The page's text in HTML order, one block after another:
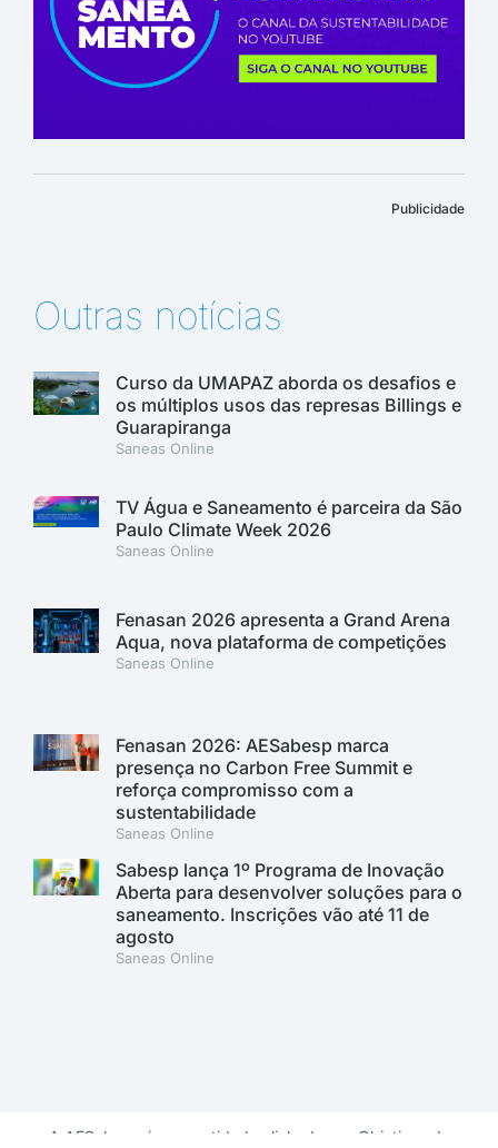
Publicidade
Outras notícias
Curso da UMAPAZ aborda os desafios e
os múltiplos usos das represas Billings e
Guarapiranga
Saneas Online
TV Água e Saneamento é parceira da São
Paulo Climate Week 2026
Saneas Online
Fenasan 2026 apresenta a Grand Arena
Aqua, nova plataforma de competições
Saneas Online
Fenasan 2026: AESabesp marca
presença no Carbon Free Summit e
reforça compromisso com a
sustentabilidade
Saneas Online
Sabesp lança 1º Programa de Inovação
Aberta para desenvolver soluções para o
saneamento. Inscrições vão até 11 de
agosto
Saneas Online
A AESabesp é uma entidade alinhada aos Objetivos de